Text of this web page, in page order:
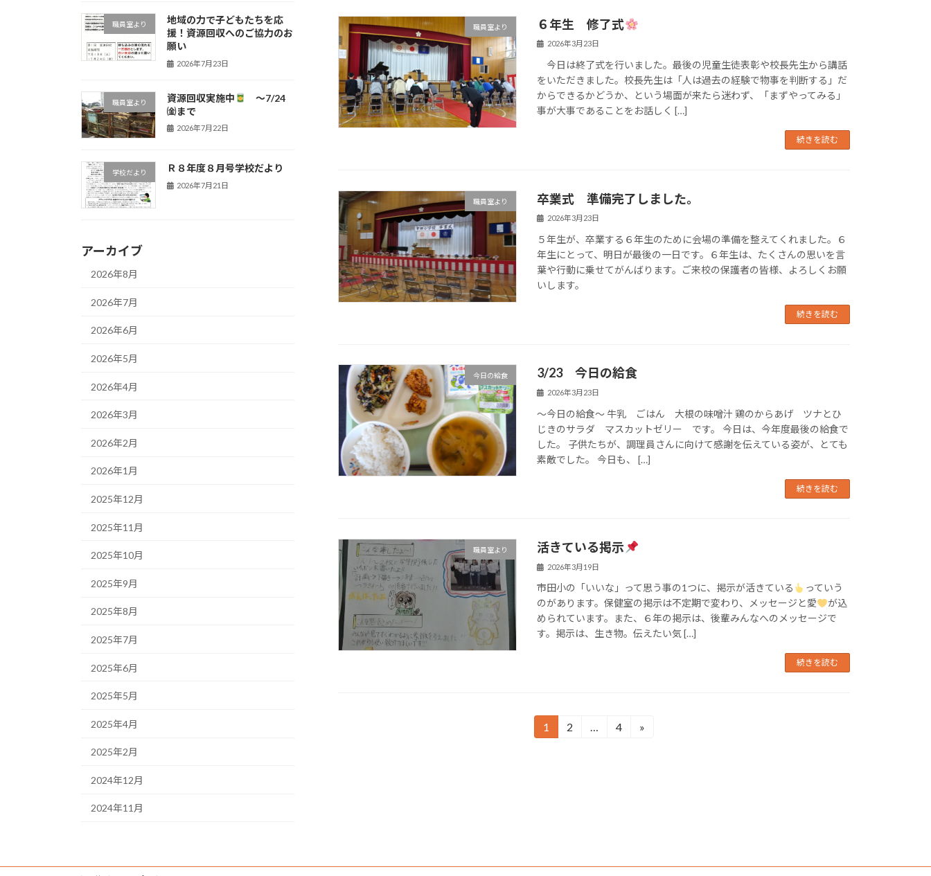
職員室より ６年生 修了式
2026年3月23日
今日は終了式を行いました。最後の児童生徒表彰や校長先生から講話
をいただきました。校長先生は「人は過去の経験で物事を判断する」だ
からできるかどうか、という場面が来たら迷わず、「まずやってみる」
事が大事であることをお話しく […]
続きを読む
職員室より 卒業式 準備完了しました。
2026年3月23日
５年生が、卒業する６年生のために会場の準備を整えてくれました。６
年生にとって、明日が最後の一日です。６年生は、たくさんの思いを言
葉や行動に乗せてがんばります。ご来校の保護者の皆様、よろしくお願
いします。
続きを読む
今日の給食 3/23 今日の給食
2026年3月23日
～今日の給食～ 牛乳 ごはん 大根の味噌汁 鶏のからあげ ツナとひ
じきのサラダ マスカットゼリー です。 今日は、今年度最後の給食で
した。 子供たちが、調理員さんに向けて感謝を伝えている姿が、とても
素敵でした。 今日も、 […]
続きを読む
職員室より 活きている掲示
2026年3月19日
市田小の「いいな」って思う事の1つに、掲示が活きている
っていう
のがあります。保健室の掲示は不定期で変わり、メッセージと愛
が込
められています。また、６年の掲示は、後輩みんなへのメッセージで
す。掲示は、生き物。伝えたい気 […]
続きを読む
ジ
固
1
固
2 …
固
4 »
職員室より
地域の力で子どもたちを応
援！資源回収へのご協力のお
願い
2026年7月23日
職員室より 資源回収実施中
～7/24
㈮まで
2026年7月22日
学校だより Ｒ８年度８月号学校だより
2026年7月21日
アーカイブ
2026年8月
2026年7月
2026年6月
2026年5月
2026年4月
2026年3月
2026年2月
2026年1月
2025年12月
2025年11月
2025年10月
2025年9月
2025年8月
2025年7月
2025年6月
2025年5月
2025年4月
2025年2月
2024年12月
2024年11月